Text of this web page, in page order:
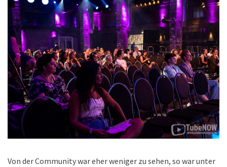
Von der Community war eher weniger zu sehen, so war unter